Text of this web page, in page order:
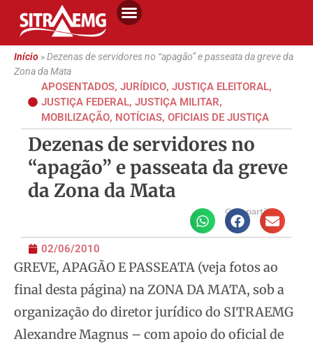
Início»Dezenas de servidores no “apagão” e passeata da greve da
Zona da Mata
APOSENTADOS, JURÍDICO, JUSTIÇA ELEITORAL,
JUSTIÇA FEDERAL, JUSTIÇA MILITAR,
MOBILIZAÇÃO, NOTÍCIAS, OFICIAIS DE JUSTIÇA
Dezenas de servidores no
“apagão” e passeata da greve
da Zona da Mata
Compartilhe
02/06/2010
GREVE, APAGÃO E PASSEATA (veja fotos ao
final desta página) na ZONA DA MATA, sob a
organização do diretor jurídico do SITRAEMG
Alexandre Magnus – com apoio do oficial de